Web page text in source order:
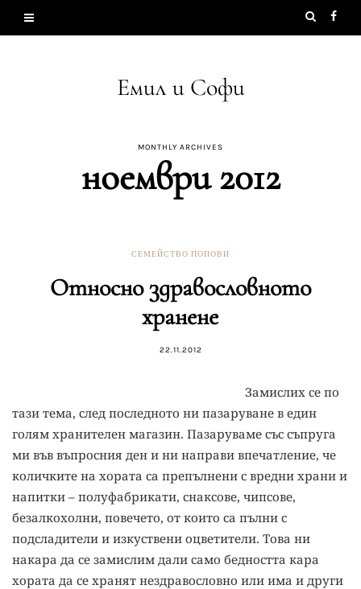
Емил и Софи
MONTHLY ARCHIVES
ноември 2012
СЕМЕЙСТВО ПОПОВИ
Относно здравословното
хранене
22.11.2012
Замислих се по
тази тема, след последното ни пазаруване в един
голям хранителен магазин. Пазаруваме със съпруга
ми във въпросния ден и ни направи впечатление, че
количките на хората са препълнени с вредни храни и
напитки – полуфабрикати, снаксове, чипсове,
безалкохолни, повечето, от които са пълни с
подсладители и изкуствени оцветители. Това ни
накара да се замислим дали само бедността кара
хората да се хранят нездравословно или има и други